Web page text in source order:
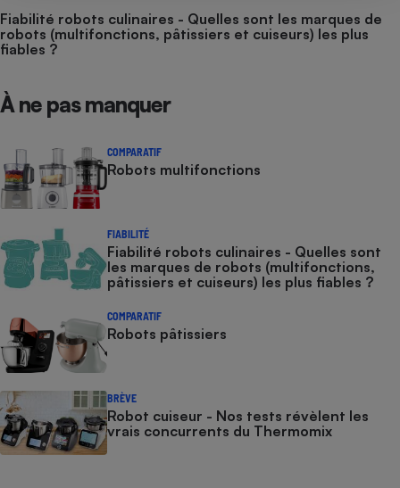
Fiabilité robots culinaires - Quelles sont les marques de
robots (multifonctions, pâtissiers et cuiseurs) les plus
fiables ?
À ne pas manquer
COMPARATIF
Robots multifonctions
FIABILITÉ
Fiabilité robots culinaires - Quelles sont
les marques de robots (multifonctions,
pâtissiers et cuiseurs) les plus fiables ?
COMPARATIF
Robots pâtissiers
BRÈVE
Robot cuiseur - Nos tests révèlent les
vrais concurrents du Thermomix